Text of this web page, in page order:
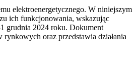
elektroenergetycznego. W niniejszym
ich funkcjonowania, wskazując
grudnia 2024 roku. Dokument
oraz przedstawia działania